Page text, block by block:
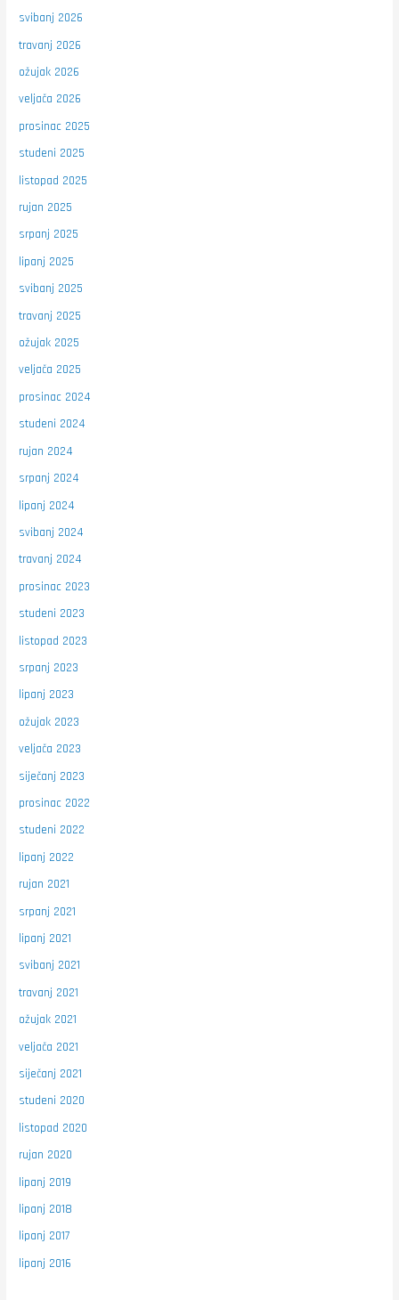
svibanj 2026
travanj 2026
ožujak 2026
veljača 2026
prosinac 2025
studeni 2025
listopad 2025
rujan 2025
srpanj 2025
lipanj 2025
svibanj 2025
travanj 2025
ožujak 2025
veljača 2025
prosinac 2024
studeni 2024
rujan 2024
srpanj 2024
lipanj 2024
svibanj 2024
travanj 2024
prosinac 2023
studeni 2023
listopad 2023
srpanj 2023
lipanj 2023
ožujak 2023
veljača 2023
siječanj 2023
prosinac 2022
studeni 2022
lipanj 2022
rujan 2021
srpanj 2021
lipanj 2021
svibanj 2021
travanj 2021
ožujak 2021
veljača 2021
siječanj 2021
studeni 2020
listopad 2020
rujan 2020
lipanj 2019
lipanj 2018
lipanj 2017
lipanj 2016